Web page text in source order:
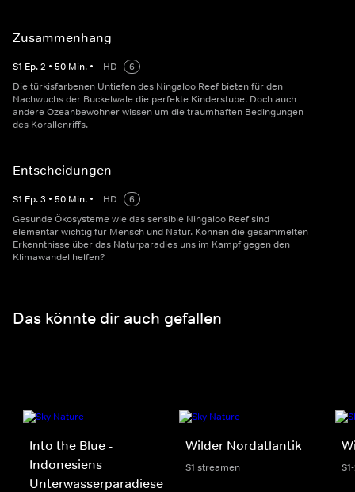
Zusammenhang
S1 Ep.2 • 50 Min. • HD
6
Die türkisfarbenen Untiefen des Ningaloo Reef bieten für den
Nachwuchs der Buckelwale die perfekte Kinderstube. Doch auch
andere Ozeanbewohner wissen um die traumhaften Bedingungen
des Korallenriffs.
Entscheidungen
S1 Ep.3 • 50 Min. • HD
6
Gesunde Ökosysteme wie das sensible Ningaloo Reef sind
elementar wichtig für Mensch und Natur. Können die gesammelten
Erkenntnisse über das Naturparadies uns im Kampf gegen den
Klimawandel helfen?
Das könnte dir auch gefallen
Into the Blue -
Indonesiens
Unterwasserparadiese
Wilder Nordatlantik
S1 streamen